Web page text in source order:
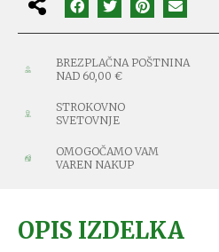
BREZPLAČNA POŠTNINA
NAD 60,00 €
STROKOVNO
SVETOVNJE
OMOGOČAMO VAM
VAREN NAKUP
OPIS IZDELKA